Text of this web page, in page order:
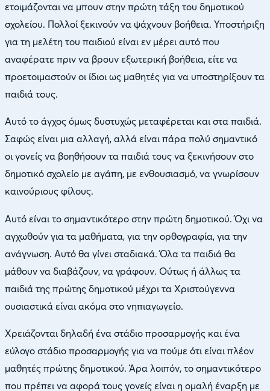
ετοιμάζονται να μπουν στην πρώτη τάξη του δημοτικού
σχολείου. Πολλοί ξεκινούν να ψάχνουν βοήθεια. Υποστήριξη
για τη μελέτη του παιδιού είναι εν μέρει αυτό που
αναφέρατε πριν να βρουν εξωτερική βοήθεια, είτε να
προετοιμαστούν οι ίδιοι ως μαθητές για να υποστηρίξουν τα
παιδιά τους.
Αυτό το άγχος όμως δυστυχώς μεταφέρεται και στα παιδιά.
Σαφώς είναι μια αλλαγή, αλλά είναι πάρα πολύ σημαντικό
οι γονείς να βοηθήσουν τα παιδιά τους να ξεκινήσουν στο
δημοτικό σχολείο με αγάπη, με ενθουσιασμό, να γνωρίσουν
καινούριους φίλους.
Αυτό είναι το σημαντικότερο στην πρώτη δημοτικού. Όχι να
αγχωθούν για τα μαθήματα, για την ορθογραφία, για την
ανάγνωση. Αυτό θα γίνει σταδιακά. Όλα τα παιδιά θα
μάθουν να διαβάζουν, να γράφουν. Ούτως ή άλλως τα
παιδιά της πρώτης δημοτικού μέχρι τα Χριστούγεννα
ουσιαστικά είναι ακόμα στο νηπιαγωγείο.
Χρειάζονται δηλαδή ένα στάδιο προσαρμογής και ένα
εύλογο στάδιο προσαρμογής για να πούμε ότι είναι πλέον
μαθητές πρώτης δημοτικού. Άρα λοιπόν, το σημαντικότερο
που πρέπει να αφορά τους γονείς είναι η ομαλή έναρξη με